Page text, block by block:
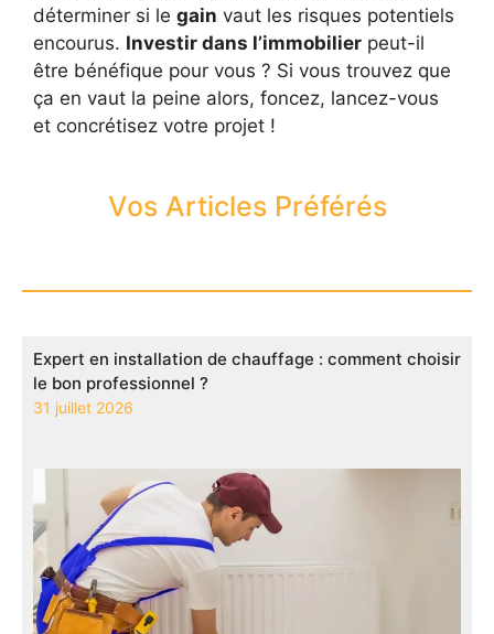
déterminer si le gain vaut les risques potentiels
encourus. Investir dans l’immobilier peut-il
être bénéfique pour vous ? Si vous trouvez que
ça en vaut la peine alors, foncez, lancez-vous
et concrétisez votre projet !
Vos Articles Préférés
Expert en installation de chauffage : comment choisir
le bon professionnel ?
31 juillet 2026